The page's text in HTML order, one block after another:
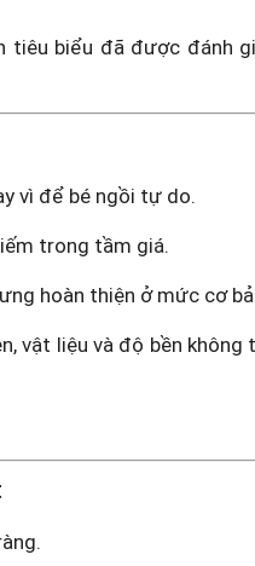
tiêu biểu đã được đánh
vì để bé ngồi tự do.
trong tầm giá.
hoàn thiện ở mức cơ
vật liệu và độ bền không